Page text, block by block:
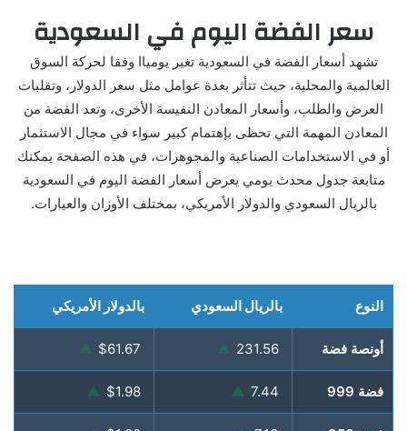
سعر الفضة اليوم في السعودية
تشهد أسعار الفضة في السعودية تغير يومياا وفقا لحركة السوق
العالمية والمحلية، حيث تتأثر بعدة عوامل مثل سعر الدولار، وتقلبات
العرض والطلب، وأسعار المعادن النفيسة الأخرى، وتعد الفضة من
المعادن المهمة التي تحظى بإهتمام كبير سواء في مجال الاستثمار
أو في الاستخدامات الصناعية والمجوهرات، في هذه الصفحة يمكنك
متابعة جدول محدث يومي يعرض أسعار الفضة اليوم في السعودية
بالريال السعودي والدولار الأمريكي، بمختلف الأوزان والعيارات.
النوع بالريال السعودي بالدولار الأمريكي
أونصة فضة 231.56
▲
$61.67
▲
فضة 999 7.44
▲
$1.98
▲